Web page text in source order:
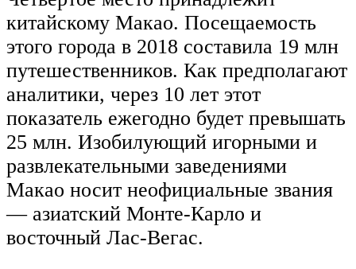
китайскому Макао. Посещаемость
этого города в 2018 составила 19 млн
путешественников. Как предполагают
аналитики, через 10 лет этот
показатель ежегодно будет превышать
25 млн. Изобилующий игорными и
развлекательными заведениями
Макао носит неофициальные звания
— азиатский Монте-Карло и
восточный Лас-Вегас.